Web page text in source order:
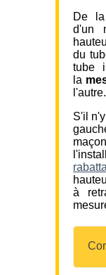
De
d'un
du
tube
la
l'autre.
S'il
à